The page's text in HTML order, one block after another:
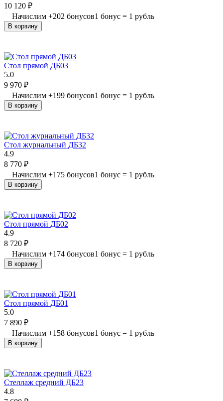
10 120 ₽
Начислим +202 бонусов1 бонус = 1 рубль
В корзину
Стол прямой ДБ03
5.0
9 970 ₽
Начислим +199 бонусов1 бонус = 1 рубль
В корзину
Стол журнальный ДБ32
4.9
8 770 ₽
Начислим +175 бонусов1 бонус = 1 рубль
В корзину
Стол прямой ДБ02
4.9
8 720 ₽
Начислим +174 бонусов1 бонус = 1 рубль
В корзину
Стол прямой ДБ01
5.0
7 890 ₽
Начислим +158 бонусов1 бонус = 1 рубль
В корзину
Стеллаж средний ДБ23
4.8